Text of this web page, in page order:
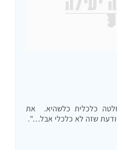
כלכלית כלשהיא. את
שזה לא כלכלי אבל…".
קבלת…